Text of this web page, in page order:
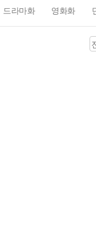
드라마화 영화화